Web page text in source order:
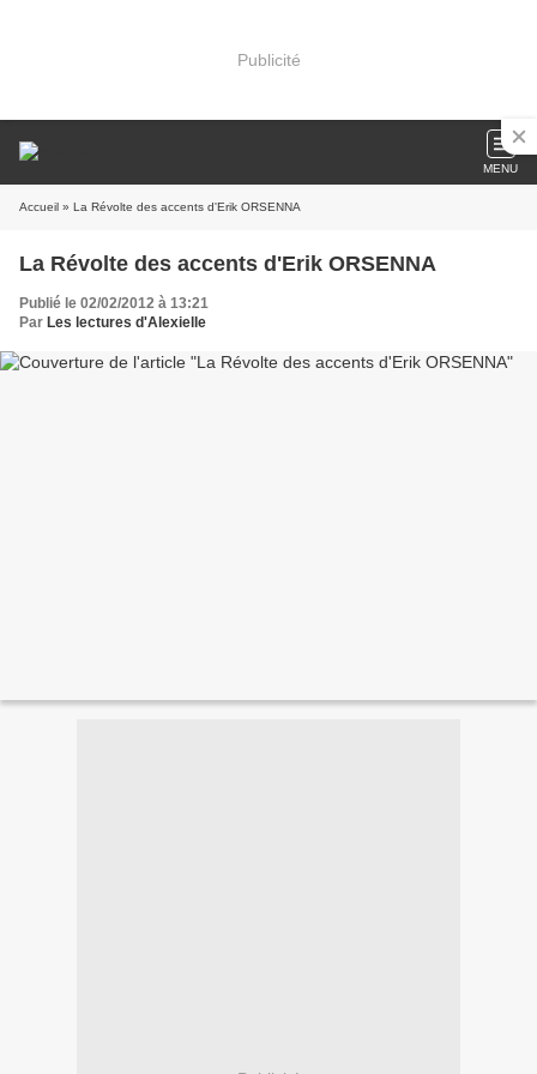
Publicité
MENU
Accueil » La Révolte des accents d'Erik ORSENNA
La Révolte des accents d'Erik ORSENNA
Publié le 02/02/2012 à 13:21
Par Les lectures d'Alexielle